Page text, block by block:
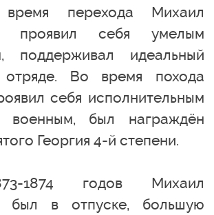
перехода Михаил
проявил себя умелым
поддерживал идеальный
Во время похода
себя исполнительным
был награждён
Георгия 4-й степени.
1874 годов Михаил
был в отпуске, большую